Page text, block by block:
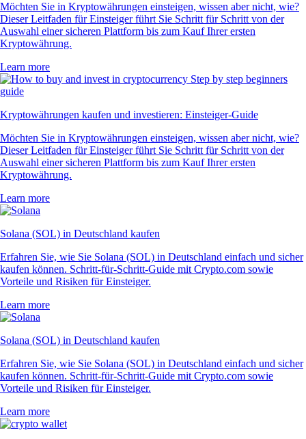
Möchten Sie in Kryptowährungen einsteigen, wissen aber nicht, wie?
Dieser Leitfaden für Einsteiger führt Sie Schritt für Schritt von der
Auswahl einer sicheren Plattform bis zum Kauf Ihrer ersten
Kryptowährung.
Learn more
Kryptowährungen kaufen und investieren: Einsteiger-Guide
Möchten Sie in Kryptowährungen einsteigen, wissen aber nicht, wie?
Dieser Leitfaden für Einsteiger führt Sie Schritt für Schritt von der
Auswahl einer sicheren Plattform bis zum Kauf Ihrer ersten
Kryptowährung.
Learn more
Solana (SOL) in Deutschland kaufen
Erfahren Sie, wie Sie Solana (SOL) in Deutschland einfach und sicher
kaufen können. Schritt-für-Schritt-Guide mit Crypto.com sowie
Vorteile und Risiken für Einsteiger.
Learn more
Solana (SOL) in Deutschland kaufen
Erfahren Sie, wie Sie Solana (SOL) in Deutschland einfach und sicher
kaufen können. Schritt-für-Schritt-Guide mit Crypto.com sowie
Vorteile und Risiken für Einsteiger.
Learn more